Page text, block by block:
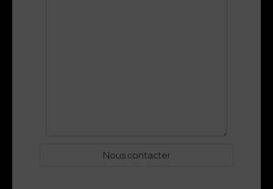
email lorsqu'un projet est publié ?